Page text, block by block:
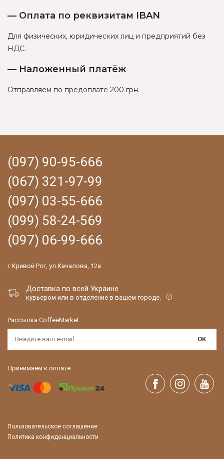
— Оплата по реквизитам IBAN
Для физических, юридических лиц и предприятий без
НДС.
— Наложенный платёж
Отправляем по предоплате 200 грн.
(097) 90-95-666
(067) 321-97-99
(097) 03-55-666
(099) 58-24-569
(097) 06-99-666
г.Кривой Рог, ул.Качалова, 12а
Доставка по всей Украине
курьером или в отделение в вашем городе.
Рассылка CoffeeMarket
OK
Принимаем к оплате
Пользовательское соглашение
Политика конфиденциальности